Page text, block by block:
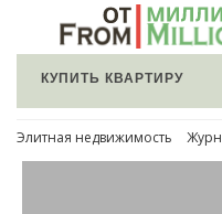
КУПИТЬ КВАРТИРУ
Элитная недвижимость